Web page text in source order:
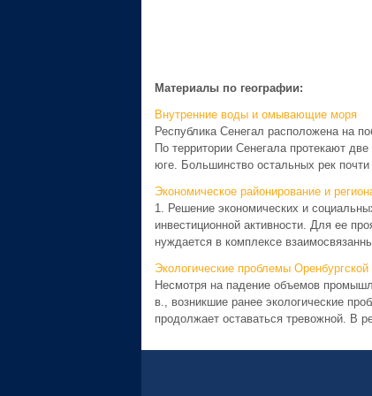
Материалы по географии:
Внутренние воды и омывающие моря
Республика Сенегал расположена на
По территории Сенегала протекают
юге. Большинство остальных рек
Экономическое районирование и
1. Решение экономических и
инвестиционной активности. Для ее
нуждается в комплексе
Экологические проблемы Оренбургской
Несмотря на падение объемов
в., возникшие ранее экологические
продолжает оставаться тревожной. В